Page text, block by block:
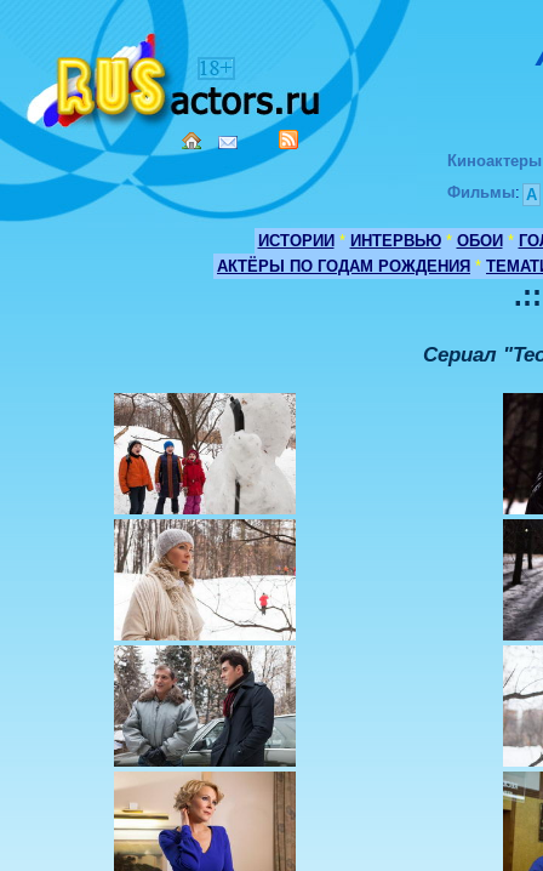
Киноактеры
Фильмы: А
ИСТОРИИ * ИНТЕРВЬЮ * ОБОИ *
АКТЁРЫ ПО ГОДАМ РОЖДЕНИЯ *
Сериал